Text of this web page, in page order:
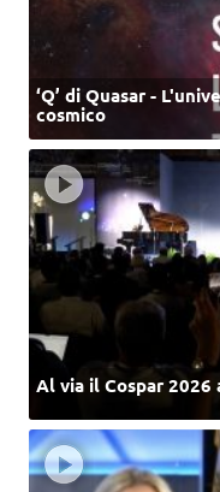
‘Q’ di Quasar -
cosmico
Al via il Cospar 2026